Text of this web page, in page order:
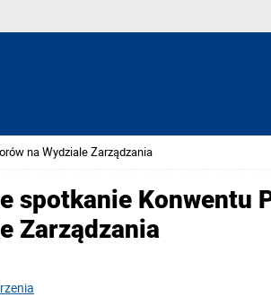
na Wydziale Zarządzania
spotkanie Konwentu
Zarządzania